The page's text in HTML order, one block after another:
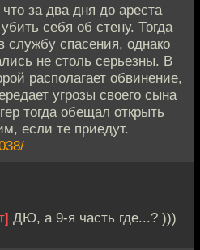
за два дня до ареста
себя об стену. Тогда
службу спасения, однако
не столь серьезны. В
располагает обвинение,
угрозы своего сына
тогда обещал открыть
если те приедут.
ДЮ, а 9-я часть где...? )))